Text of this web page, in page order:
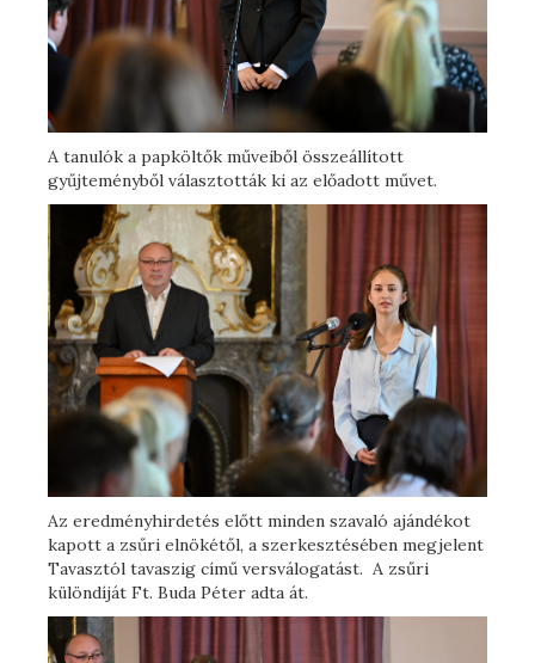
A tanulók a papköltők műveiből összeállított
gyűjteményből választották ki az előadott művet.
Az eredményhirdetés előtt minden szavaló ajándékot
kapott a zsűri elnökétől, a szerkesztésében megjelent
Tavasztól tavaszig című versválogatást. A zsűri
különdíját Ft. Buda Péter adta át.